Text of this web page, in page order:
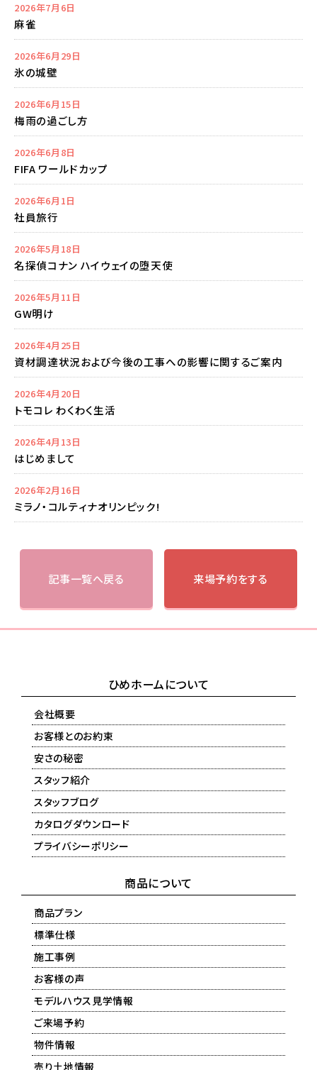
2026年7月6日
麻雀
2026年6月29日
氷の城壁
2026年6月15日
梅雨の過ごし方
2026年6月8日
FIFA ワールドカップ
2026年6月1日
社員旅行
2026年5月18日
名探偵コナン ハイウェイの堕天使
2026年5月11日
GW明け
2026年4月25日
資材調達状況および今後の工事への影響に関するご案内
2026年4月20日
トモコレ わくわく生活
2026年4月13日
はじめまして
2026年2月16日
ミラノ・コルティナオリンピック!
記事一覧へ戻る 来場予約をする
ひめホームについて
会社概要
お客様とのお約束
安さの秘密
スタッフ紹介
スタッフブログ
カタログダウンロード
プライバシーポリシー
商品について
商品プラン
標準仕様
施工事例
お客様の声
モデルハウス見学情報
ご来場予約
物件情報
売り土地情報